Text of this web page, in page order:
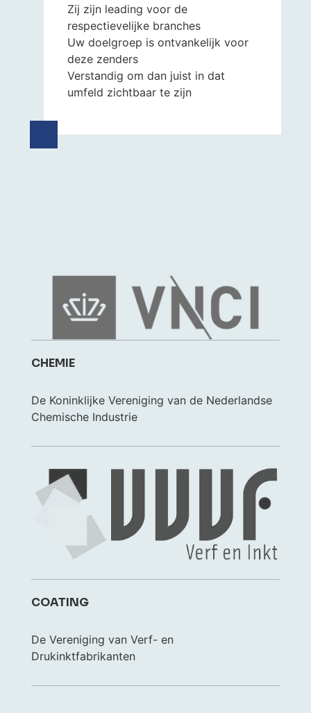
Zij zijn leading voor de
respectievelijke branches
Uw doelgroep is ontvankelijk voor
deze zenders
Verstandig om dan juist in dat
umfeld zichtbaar te zijn
CHEMIE
De Koninklijke Vereniging van de Nederlandse
Chemische Industrie
COATING
De Vereniging van Verf- en
Drukinktfabrikanten